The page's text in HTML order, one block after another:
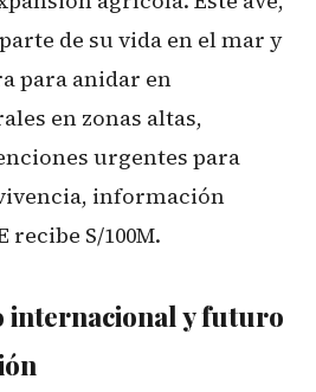
de su vida en el mar y
para anidar en
en zonas altas,
urgentes para
información
recibe S/100M.
internacional y futuro